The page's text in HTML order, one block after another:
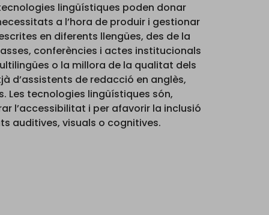
lingüístiques poden donar
a l’hora de produir i gestionar
en diferents llengües, des de la
conferències i actes institucionals
o la millora de la qualitat dels
d’assistents de redacció en anglès,
Les tecnologies lingüístiques són,
l’accessibilitat i per afavorir la inclusió
auditives, visuals o cognitives.